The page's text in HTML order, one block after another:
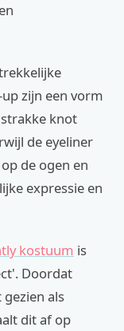
zijn een vorm
knot
de eyeliner
de ogen en
expressie en
kostuum is
Doordat
als
dit af op